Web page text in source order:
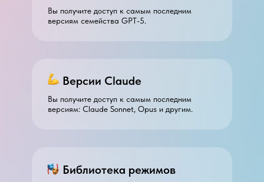
Вы получите доступ к самым последним
версиям семейства GPT-5.
Библиотека режимов
Версии Claude
Вы получите доступ к самым последним
версиям: Claude Sonnet, Opus и другим.